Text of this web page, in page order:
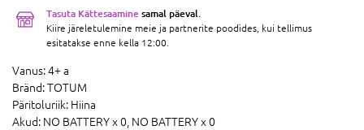
Tasuta Kättesaamine samal päeval.
Kiire järeletulemine meie ja partnerite poodides, kui tellimus
esitatakse enne kella 12:00.
Vanus:4+ a
Bränd:TOTUM
Päritoluriik: Hiina
Akud: NO BATTERY x 0, NO BATTERY x 0